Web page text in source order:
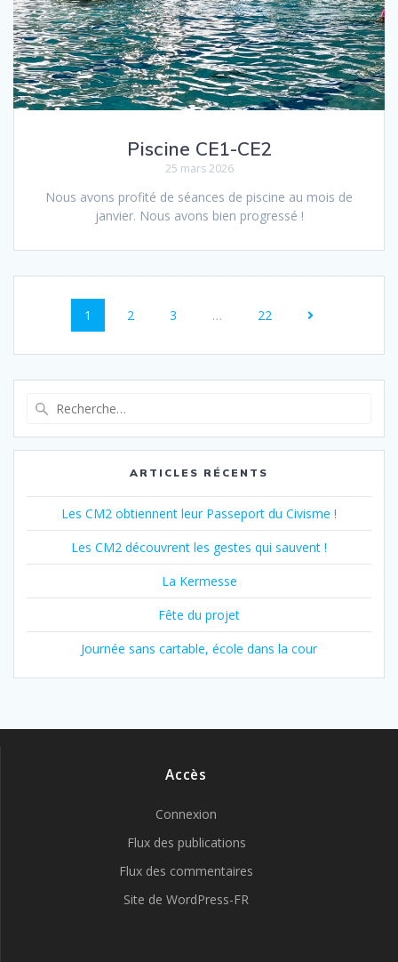
Piscine CE1-CE2
25 mars 2026
Nous avons profité de séances de piscine au mois de
janvier. Nous avons bien progressé !
Navigation
sein
des
articles
Page
1 Page
2 Page
3 … Page
22
:
ARTICLES RÉCENTS
Les CM2 obtiennent leur Passeport du Civisme !
Les CM2 découvrent les gestes qui sauvent !
La Kermesse
Fête du projet
Journée sans cartable, école dans la cour
Accès
Connexion
Flux des publications
Flux des commentaires
Site de WordPress-FR